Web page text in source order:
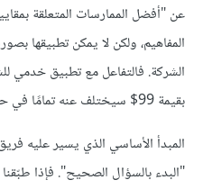
عن "أفضل الممارسات المتعلقة
المفاهيم، ولكن لا يمكن تطبيقها
الشركة. فالتفاعل مع تطبيق خدمي
بقيمة 99$ سيختلف عنه تمامًا في حالة المتاجر الإلكترونية.
"البدء بالسؤال الصحيح". فإذا طبّقنا